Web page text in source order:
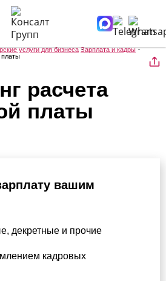
услуги для бизнеса Зарплата и кадры
платы
расчета
платы
вашим
декретные и прочие
кадровых